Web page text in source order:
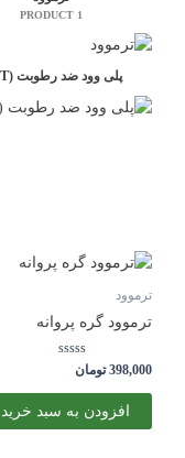
1 PRODUCT
پلی وود ضد رطوبت (INT)
ترموود
ترموود گره پروانه
نمره
0
از
398,000 تومان
افزودن به سبد خرید